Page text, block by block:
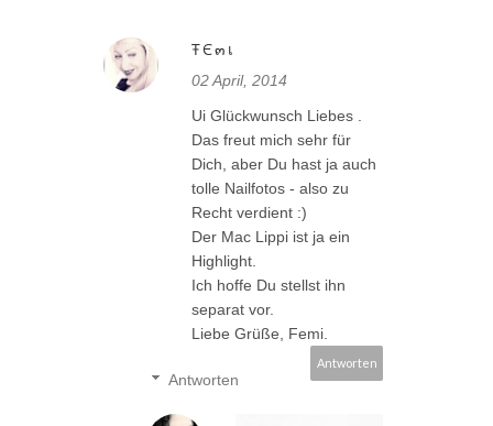
ŦЄ๓เ
02 April, 2014
Ui Glückwunsch Liebes .
Das freut mich sehr für
Dich, aber Du hast ja auch
tolle Nailfotos - also zu
Recht verdient :)
Der Mac Lippi ist ja ein
Highlight.
Ich hoffe Du stellst ihn
separat vor.
Liebe Grüße, Femi.
Antworten
Antworten